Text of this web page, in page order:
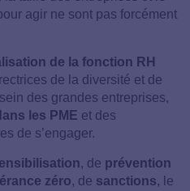
agir ne sont pas forcément
de la fonction RH
de la diversité et de
des grandes entreprises,
les PME et des
de s’engager.
, de prévention
zéro, de sanctions, le